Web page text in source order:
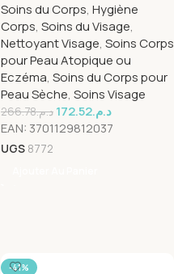
Douceur – 200 ml
Soins du Corps, Hygiène
Corps, Soins du Visage,
Nettoyant Visage, Soins Corps
pour Peau Atopique ou
Eczéma, Soins du Corps pour
Peau Sèche, Soins Visage
د.م.266.78 د.م.172.52
EAN: 3701129812037
UGS 8772
-41%